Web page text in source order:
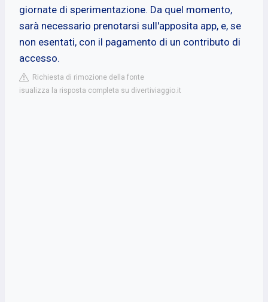
giornate di sperimentazione. Da quel momento,
sarà necessario prenotarsi sull'apposita app, e, se
non esentati, con il pagamento di un contributo di
accesso.
Richiesta di rimozione della fonte
isualizza la risposta completa su divertiviaggio.it